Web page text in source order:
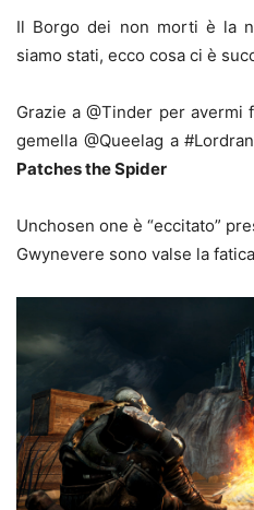
Il Borgo dei non morti è la
siamo stati, ecco cosa ci è
Grazie a @Tinder per avermi
gemella @Queelag a
Patches the Spider
Unchosen one è “eccitato”
Gwynevere sono valse la